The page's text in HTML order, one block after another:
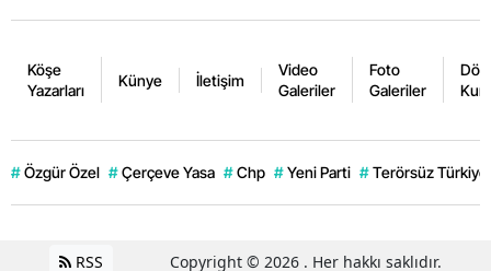
Köşe
Yazarları
Künye İletişim
Video
Galeriler
Foto
Galeriler
# Özgür Özel # Çerçeve Yasa # Chp # Yeni Parti # Terörsüz Türkiye
RSS Copyright © 2026 . Her hakkı saklıdır.